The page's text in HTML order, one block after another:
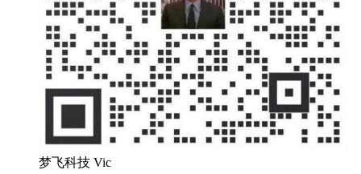
梦飞科技 Vic